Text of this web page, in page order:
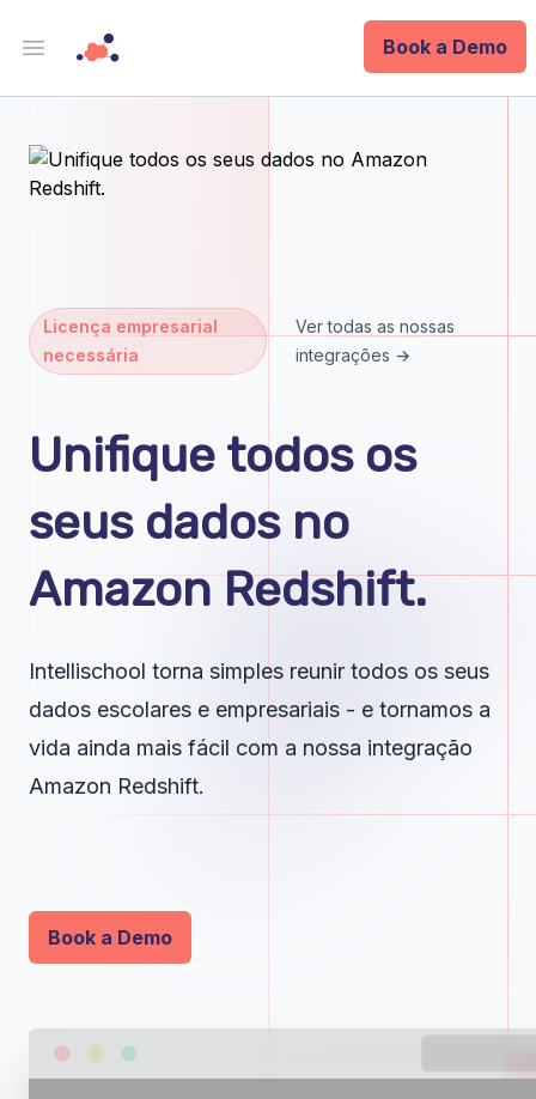
Open main menu
Book a Demo
Data Ops
Integrations
Company
Licença empresarial
necessária
Ver todas as nossas
integrações →
Unifique todos os
seus dados no
Amazon Redshift.
Intellischool torna simples reunir todos os seus
dados escolares e empresariais - e tornamos a
vida ainda mais fácil com a nossa integração
Amazon Redshift.
Book a Demo